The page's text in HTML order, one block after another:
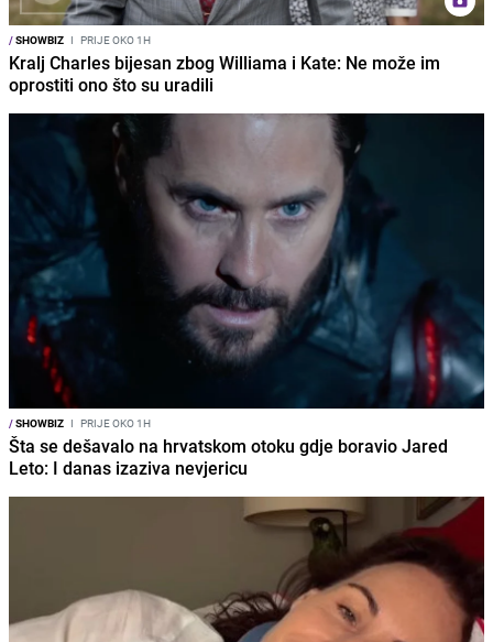
/SHOWBIZ I PRIJE OKO 1H
Kralj Charles bijesan zbog Williama i Kate: Ne može im
oprostiti ono što su uradili
/SHOWBIZ I PRIJE OKO 1H
Šta se dešavalo na hrvatskom otoku gdje boravio Jared
Leto: I danas izaziva nevjericu